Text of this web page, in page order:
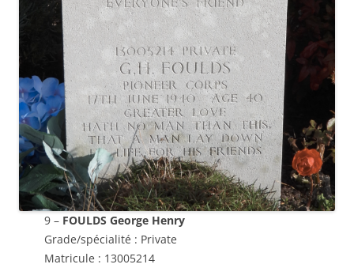
9 – FOULDS George Henry
Grade/spécialité : Private
Matricule : 13005214